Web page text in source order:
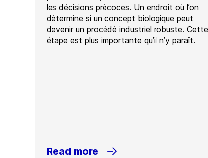
les décisions précoces. Un endroit où l’on
détermine si un concept biologique peut
devenir un procédé industriel robuste. Cette
étape est plus importante qu’il n’y paraît.
Read more